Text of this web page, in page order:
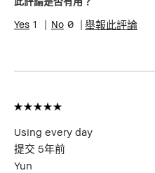
1 0 舉報此評論
Using every day
提交 5年前
Yun